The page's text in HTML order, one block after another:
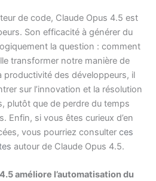
de code, Claude Opus 4.5 est
Son efficacité à générer du
la question : comment
transformer notre manière de
productivité des développeurs, il
sur l’innovation et la résolution
plutôt que de perdre du temps
Enfin, si vous êtes curieux d’en
vous pourriez consulter ces
autour de Claude Opus 4.5.
améliore l’automatisation du